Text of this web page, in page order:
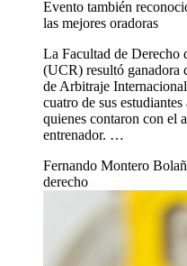
Evento también
las mejores oradoras
La Facultad de Derecho
(UCR) resultó ganadora
de Arbitraje
cuatro de sus
quienes contaron con el
entrenador. …
Fernando Montero
derecho